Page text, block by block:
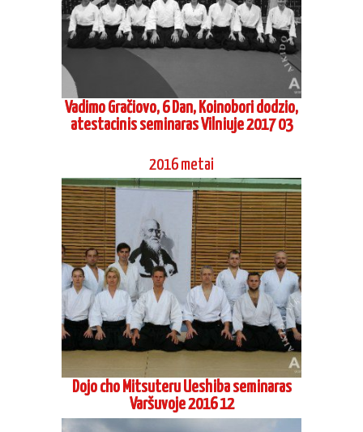
Vadimo Gračiovo, 6 Dan, Koinobori dodzio,
atestacinis seminaras Vilniuje 2017 03
2016 metai
Dojo cho Mitsuteru Ueshiba seminaras
Varšuvoje 2016 12